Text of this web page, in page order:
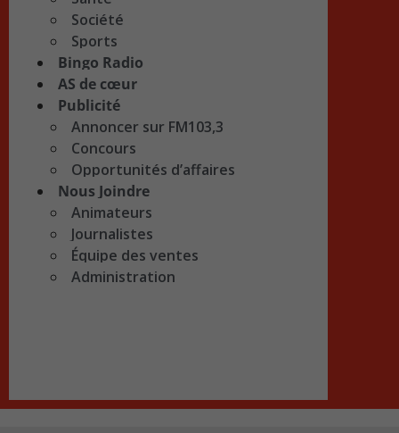
Société
Sports
Bingo Radio
AS de cœur
Publicité
Annoncer sur FM103,3
Concours
Opportunités d’affaires
Nous Joindre
Animateurs
Journalistes
Équipe des ventes
Administration